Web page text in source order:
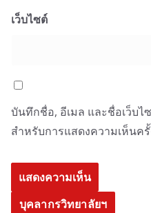
เว็บไซต์
บันทึกชื่อ, อีเมล และชื่อเว็บไ
สำหรับการแสดงความเห็นค
บุคลากรวิทยาลัยฯ